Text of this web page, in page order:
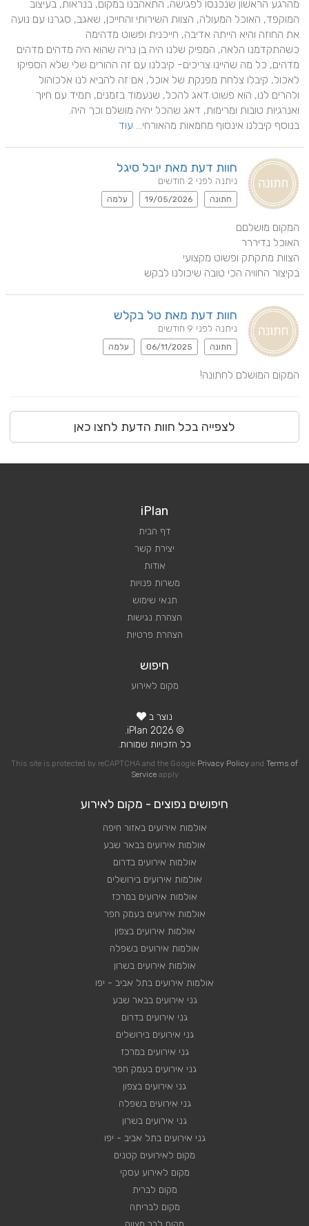
בנוסף קיבלנו אינסוף מחמאות מהאורחי... עוד
חוות דעת מאת יובל סיגל
ניתנה לפני 2 חודשים
חתונה 19/05/2026 עלמה
בקיצור החוויה הכי טובה שיכולנו לבקש
חוות דעת מאת טל בקלש
ניתנה לפני 9 חודשים
חתונה 06/11/2025 עלמה
המקום המושלם לחתונה!
לצפייה בכל חוות הדעת לחצו כאן
iPlan
דף הבית
יצירת קשר
אודות
משרות פנויות
תנאי שימוש
הצהרת נגישות
הצהרת פרטיות
חיפוש
מקום לאירוע
נוצר ב
© 2026 iPlan.
כל הזכויות שמורות.
This site is protected by reCAPTCHA and the Google Privacy Policy and Terms of
Serviceapply
חיפושים נפוצים - מקום לאירוע
אולמות אירועים באזור חיפה
אולמות אירועים בבאר שבע
אולמות אירועים בדרום
אולמות אירועים בירושלים
אולמות אירועים במרכז
אולמות אירועים בעמק חפר
אולמות אירועים בצפון
אולמות אירועים בשפלה
אולמות אירועים בשרון
אולמות אירועים בתל אביב - יפו
גני אירועים בבאר שבע
גני אירועים בדרום
גני אירועים בירושלים
גני אירועים במרכז
גני אירועים בעמק חפר
גני אירועים בצפון
גני אירועים בשפלה
גני אירועים בשרון
גני אירועים בתל אביב - יפו
מקום לאירועים קטנים
מקום לאירוע עסקי
מקום לברית
מקום לבריתה